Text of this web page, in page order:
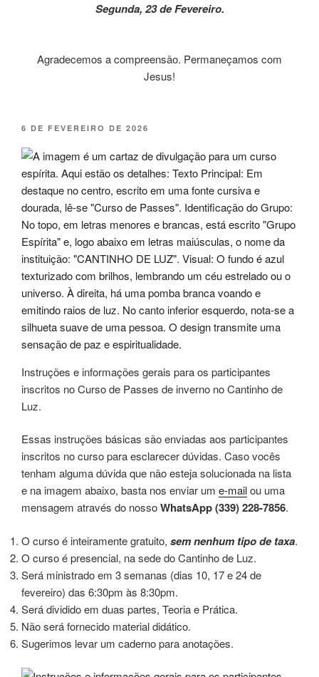
Segunda, 23 de Fevereiro.
Agradecemos a compreensão. Permaneçamos com
Jesus!
PUBLICADO
6 DE FEVEREIRO DE 2026
Instruções e informações gerais para os participantes
inscritos no Curso de Passes de inverno no Cantinho de
Luz.
Essas instruções básicas são enviadas aos participantes
inscritos no curso para esclarecer dúvidas. Caso vocês
tenham alguma dúvida que não esteja solucionada na lista
e na imagem abaixo, basta nos enviar um e-mailou uma
mensagem através do nossoWhatsApp (339) 228-7856.
O curso é inteiramente gratuito, sem nenhum tipo de taxa.
O curso é presencial, na sede do Cantinho de Luz.
Será ministrado em 3 semanas (dias 10, 17 e 24 de
fevereiro) das 6:30pm às 8:30pm.
Será dividido em duas partes, Teoria e Prática.
Não será fornecido material didático.
Sugerimos levar um caderno para anotações.